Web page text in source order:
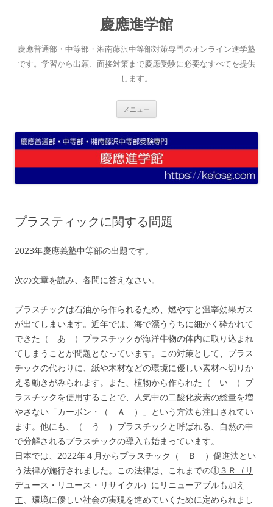
へ
ス
キ
慶應進学館
慶應普通部・中等部・湘南藤沢中等部対策専門のオンライン進学塾
です。学習から出願、面接対策まで慶應受験に必要なすべてを提供
します。
メニュー
プラスティックに関する問題
2023年慶應義塾中等部の出題です。
次の文章を読み、各問に答えなさい。
プラスチックは石油から作られるため、燃やすと温宰効果ガス
が出てしまいます。近年では、海で漂ううちに細かく砕かれて
できた（ あ ）プラスチックが海洋牛物の体内に取り込まれ
てしまうことが問題となっています。この対策として、プラス
チックの代わりに、紙や木材などの環境に優しい素材へ切りか
える動きがみられます。また、植物から作られた（ い ）プ
ラスチックを使用することで、人気中の二酸化炭素の総量を増
やさない「カーボン・（ Ａ ）」という方法も注口されてい
ます。他にも、（ う ）プラスチックと呼ばれる、自然の中
で分解されるプラスチックの導入も始まっています。
日本では、2022年４月からプラスチック（ Ｂ ）促進法とい
う法律が施行されました。この法律は、これまでの①３Ｒ（リ
デュース・リユース・リサイクル）にリニューアブルも加え
て、環境に優しい社会の実現を進めていくために定められまし